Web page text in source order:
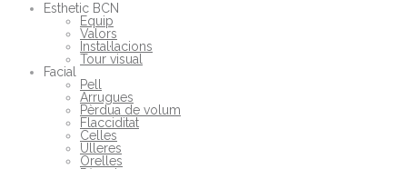
Esthetic BCN
Equip
Valors
Instal·lacions
Tour visual
Facial
Pell
Arrugues
Pèrdua de volum
Flacciditat
Celles
Ulleres
Orelles